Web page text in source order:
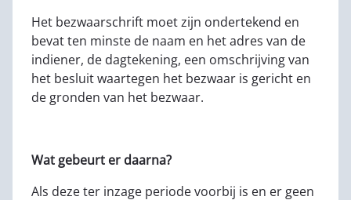
Het bezwaarschrift moet zijn ondertekend en
bevat ten minste de naam en het adres van de
indiener, de dagtekening, een omschrijving van
het besluit waartegen het bezwaar is gericht en
de gronden van het bezwaar.
Wat gebeurt er daarna?
Als deze ter inzage periode voorbij is en er geen